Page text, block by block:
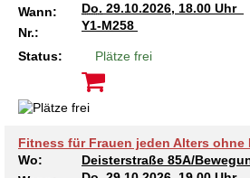
Wann:
Do. 29.10.2026, 18.00 Uhr
Nr.:
Y1-M258
Status: Plätze frei
Fitness für Frauen jeden Alters
Wo:
Deisterstraße 85A/